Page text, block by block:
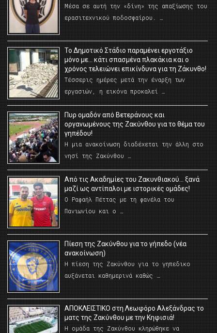
Μέσα σε αυτή την «δίνη» της απαξίωσης του
ερασιτεχνικού ποδοσφαίρου. …
Το Δημοτικό Στάδιο παραμένει εργοτάξιο
μόνο με… κάτι σπασμένα πλακάκια και ο
χρόνος τελειώνει επικίνδυνα για τη Ζάκυνθο!
Τέσσερις ημέρες μετά την έναρξη των
εργασιών, η εικόνα προκαλεί …
Πυρ ομαδόν από Βετεράνους και
οργανωμένους της Ζακύνθου για το θέμα του
γηπέδου!
Η μια ανακοίνωση διαδέχεται την άλλη στο
νησί της Ζακύνθου …
Από τις Ακαδημίες του Ζακυνθιακού… ξανά
μαζί ως αντίπαλοι με ιστορικές ομάδες!
Ο Ραφαήλ Πέττας με τη φανέλα του
Πανιωνίου και ο …
Πίεση της Ζακύνθου για το γήπεδο (νέα
ανακοίνωση)
Η πίεση της Ζακύνθου για το γηπεδικο
αυξάνεται καθημερινά καθώς …
AΠΟΚΛΕΙΣΤΙΚΟ στη Λεωφόρο Αλεξάνδρας το
ματς της Ζακύνθου με την Κηφισιά!
Η ομάδα της Ζακύνθου κληρώθηκε να